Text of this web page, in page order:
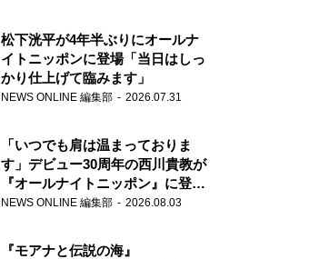
松下洸平が4年半ぶりにオールナ
イトニッポンに登場「当日はしっ
かり仕上げて臨みます」
NEWS ONLINE 編集部 2026.07.31
「いつでも肩は温まっておりま
す」デビュー30周年の西川貴教が
『オールナイトニッポン』に登
場！
NEWS ONLINE 編集部 2026.08.03
『モアナと伝説の海』